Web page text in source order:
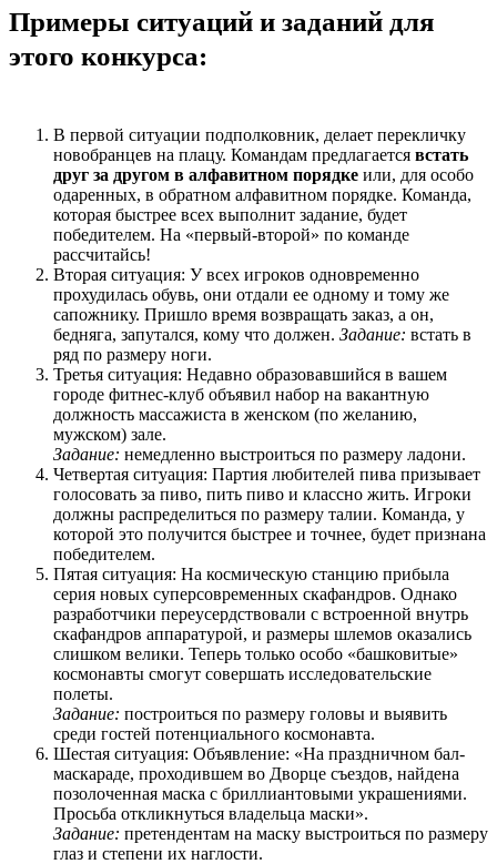
Примеры ситуаций и заданий для
этого конкурса:
В первой ситуации подполковник, делает перекличку
новобранцев на плацу. Командам предлагается встать
друг за другом в алфавитном порядке или, для особо
одаренных, в обратном алфавитном порядке. Команда,
которая быстрее всех выполнит задание, будет
победителем. На «первый-второй» по команде
рассчитайсь!
Вторая ситуация: У всех игроков одновременно
прохудилась обувь, они отдали ее одному и тому же
сапожнику. Пришло время возвращать заказ, а он,
бедняга, запутался, кому что должен. Задание: встать в
ряд по размеру ноги.
Третья ситуация: Недавно образовавшийся в вашем
городе фитнес-клуб объявил набор на вакантную
должность массажиста в женском (по желанию,
мужском) зале.
Задание: немедленно выстроиться по размеру ладони.
Четвертая ситуация: Партия любителей пива призывает
голосовать за пиво, пить пиво и классно жить. Игроки
должны распределиться по размеру талии. Команда, у
которой это получится быстрее и точнее, будет признана
победителем.
Пятая ситуация: На космическую станцию прибыла
серия новых суперсовременных скафандров. Однако
разработчики переусердствовали с встроенной внутрь
скафандров аппаратурой, и размеры шлемов оказались
слишком велики. Теперь только особо «башковитые»
космонавты смогут совершать исследовательские
полеты.
Задание: построиться по размеру головы и выявить
среди гостей потенциального космонавта.
Шестая ситуация: Объявление: «На праздничном бал-
маскараде, проходившем во Дворце съездов, найдена
позолоченная маска с бриллиантовыми украшениями.
Просьба откликнуться владельца маски».
Задание: претендентам на маску выстроиться по размеру
глаз и степени их наглости.